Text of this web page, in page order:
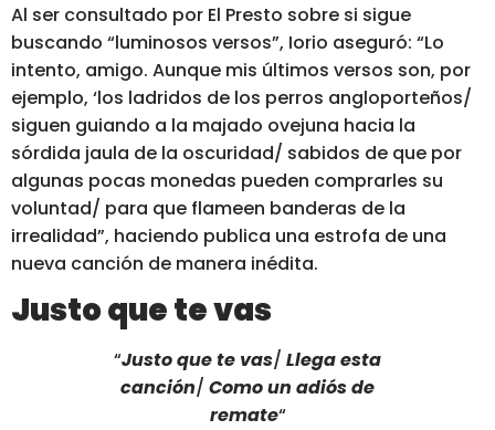
Al ser consultado por El Presto sobre si sigue
buscando “luminosos versos”, Iorio aseguró: “Lo
intento, amigo. Aunque mis últimos versos son, por
ejemplo, ‘los ladridos de los perros angloporteños/
siguen guiando a la majado ovejuna hacia la
sórdida jaula de la oscuridad/ sabidos de que por
algunas pocas monedas pueden comprarles su
voluntad/ para que flameen banderas de la
irrealidad”, haciendo publica una estrofa de una
nueva canción de manera inédita.
Justo que te vas
“Justo que te vas/ Llega esta
canción/ Como un adiós de
remate“